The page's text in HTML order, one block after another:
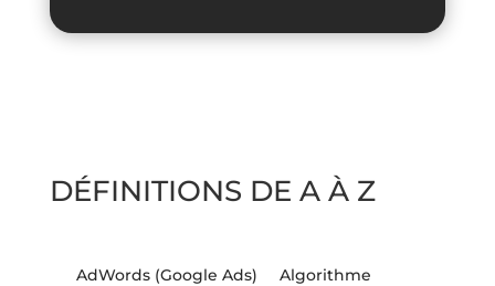
DÉFINITIONS DE A À Z
AdWords (Google Ads) Algorithme